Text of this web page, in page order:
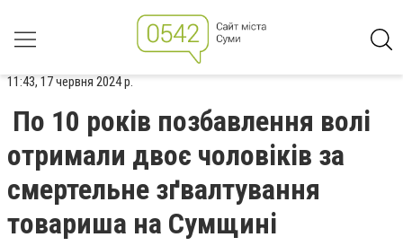
11:43, 17 червня 2024 р.
По 10 років позбавлення волі
отримали двоє чоловіків за
смертельне зґвалтування
товариша на Сумщині